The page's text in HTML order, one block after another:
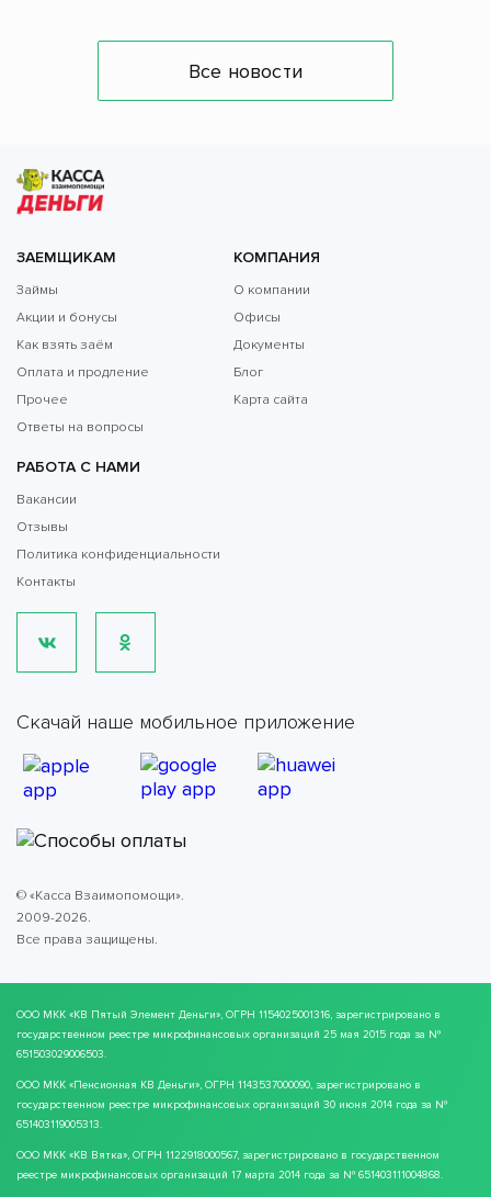
Все новости
ЗАЕМЩИКАМ
Займы
Акции и бонусы
Как взять заём
Оплата и продление
Прочее
Ответы на вопросы
КОМПАНИЯ
О компании
Офисы
Документы
Блог
Карта сайта
РАБОТА С НАМИ
Вакансии
Отзывы
Политика конфиденциальности
Контакты
Скачай наше мобильное приложение
© «Касса Взаимопомощи».
2009-2026.
Все права защищены.
ООО МКК «КВ Пятый Элемент Деньги», ОГРН 1154025001316, зарегистрировано в
государственном реестре микрофинансовых организаций 25 мая 2015 года за №
651503029006503.
ООО МКК «Пенсионная КВ Деньги», ОГРН 1143537000090, зарегистрировано в
государственном реестре микрофинансовых организаций 30 июня 2014 года за №
651403119005313.
ООО МКК «КВ Вятка», ОГРН 1122918000567, зарегистрировано в государственном
реестре микрофинансовых организаций 17 марта 2014 года за № 651403111004868.